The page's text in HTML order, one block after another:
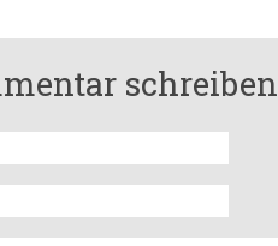
schreiben